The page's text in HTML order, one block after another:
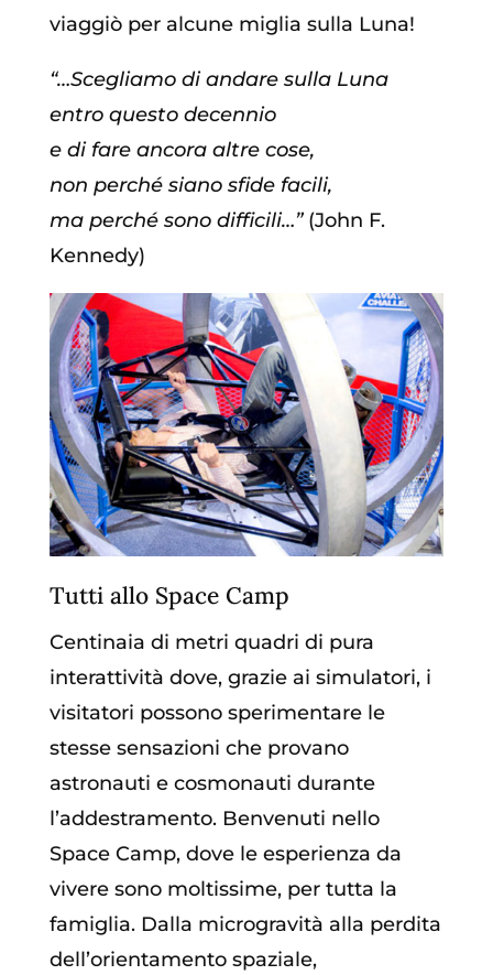
viaggiò per alcune miglia sulla Luna!
“…Scegliamo di andare sulla Luna
entro questo decennio
e di fare ancora altre cose,
non perché siano sfide facili,
ma perché sono difficili…”(John F.
Kennedy)
Tutti allo Space Camp
Centinaia di metri quadri di pura
interattività dove, grazie ai simulatori, i
visitatori possono sperimentare le
stesse sensazioni che provano
astronauti e cosmonauti durante
l’addestramento. Benvenuti nello
Space Camp, dove le esperienza da
vivere sono moltissime, per tutta la
famiglia. Dalla microgravità alla perdita
dell’orientamento spaziale,